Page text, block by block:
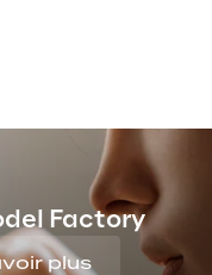
Factory
plus